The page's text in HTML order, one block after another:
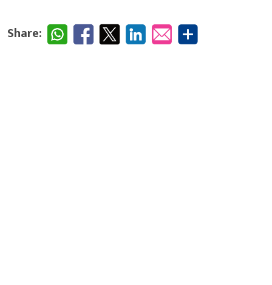
Share: